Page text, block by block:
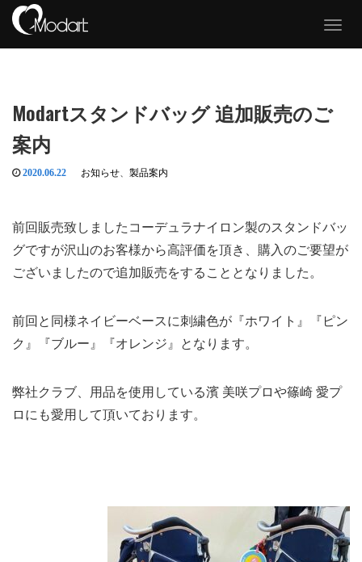
T
n
o
n
Modartスタンドバッグ 追加販売のご
案内
2020.06.22 お知らせ、 製品案内
前回販売致しましたコーデュラナイロン製のスタンドバッ
グですが沢山のお客様から高評価を頂き、購入のご要望が
ございましたので追加販売をすることとなりました。
前回と同様ネイビーベースに刺繍色が『ホワイト』『ピン
ク』『ブルー』『オレンジ』となります。
弊社クラブ、用品を使用している濱 美咲プロや篠崎 愛プ
ロにも愛用して頂いております。